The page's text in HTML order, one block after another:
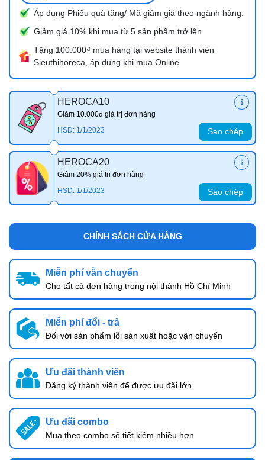
Áp dụng Phiếu quà tặng/ Mã giảm giá theo ngành hàng.
Giảm giá 10% khi mua từ 5 sản phẩm trở lên.
Tặng 100.000₫ mua hàng tại website thành viên
Sieuthihoreca, áp dụng khi mua Online
HEROCA10
Giảm 10.000đ giá trị đơn hàng
HSD: 1/1/2023
Sao chép
HEROCA20
Giảm 20% giá trị đơn hàng
HSD: 1/1/2023
Sao chép
CHÍNH SÁCH CỬA HÀNG
Miễn phí vẫn chuyển
Cho tất cả đơn hàng trong nội thành Hồ Chí Minh
Miễn phí đổi - trả
Đối với sản phẩm lỗi sản xuất hoặc vận chuyển
Ưu đãi thành viên
Đăng ký thành viên để được ưu đãi lớn
Ưu đãi combo
Mua theo combo sẽ tiết kiệm nhiều hơn